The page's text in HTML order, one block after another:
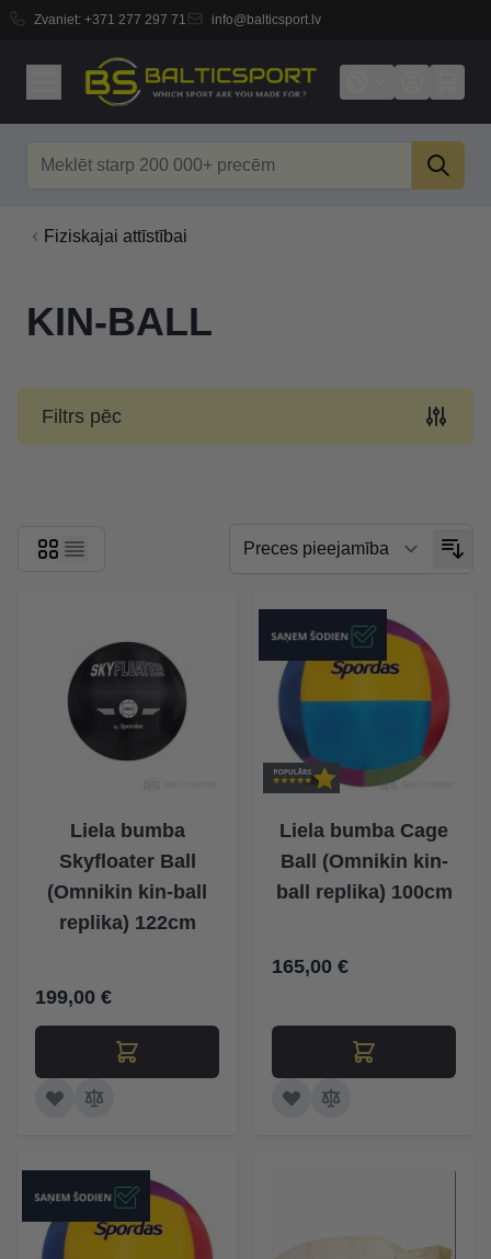
Zvaniet: +371 277 297 71 info@balticsport.lv
Fiziskajai attīstībai
KIN-BALL
Filtrs pēc
Liela bumba
Skyfloater Ball
(Omnikin kin-ball
replika) 122cm
199,00 €
Liela bumba Cage
Ball (Omnikin kin-
ball replika) 100cm
165,00 €